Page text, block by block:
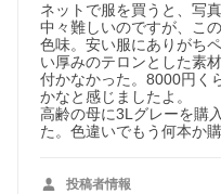
ネットで服を買うと、写
中々難しいのですが、こ
色味。安い服にありがち
い厚みのテロンとした素
付かなかった。8000円く
かなと感じましたよ。
高齢の母に3Lグレーを購
た。色違いでもう何本か
投稿者情報